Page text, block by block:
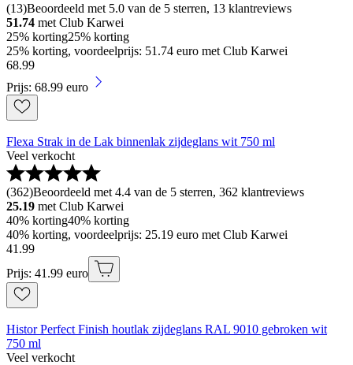
(13)Beoordeeld met 5.0 van de 5 sterren, 13 klantreviews
51.74 met Club Karwei
25% korting25% korting
25% korting, voordeelprijs: 51.74 euro met Club Karwei
68.99
Prijs: 68.99 euro
Flexa Strak in de Lak binnenlak zijdeglans wit 750 ml
Veel verkocht
(362)Beoordeeld met 4.4 van de 5 sterren, 362 klantreviews
25.19 met Club Karwei
40% korting40% korting
40% korting, voordeelprijs: 25.19 euro met Club Karwei
41 .99
Prijs: 41.99 euro
Histor Perfect Finish houtlak zijdeglans RAL 9010 gebroken wit
750 ml
Veel verkocht